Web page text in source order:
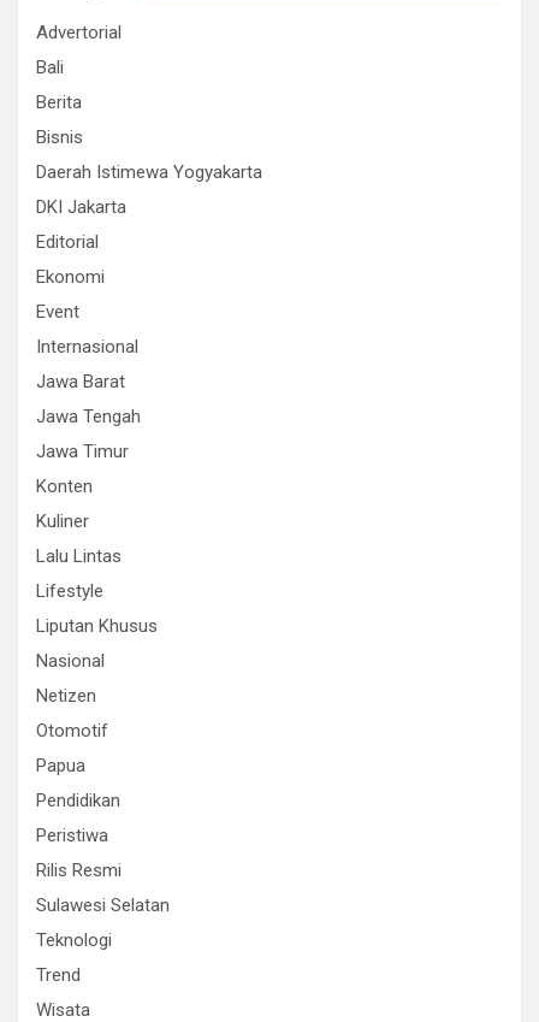
Advertorial
Bali
Berita
Bisnis
Daerah Istimewa Yogyakarta
DKI Jakarta
Editorial
Ekonomi
Event
Internasional
Jawa Barat
Jawa Tengah
Jawa Timur
Konten
Kuliner
Lalu Lintas
Lifestyle
Liputan Khusus
Nasional
Netizen
Otomotif
Papua
Pendidikan
Peristiwa
Rilis Resmi
Sulawesi Selatan
Teknologi
Trend
Wisata